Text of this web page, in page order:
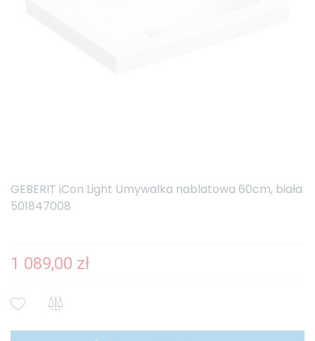
GEBERIT iCon Light Umywalka nablatowa 60cm, biała
501847008
1 089,00 zł